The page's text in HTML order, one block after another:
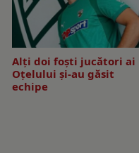
Alți doi foști jucători ai
Oțelului și-au găsit
echipe